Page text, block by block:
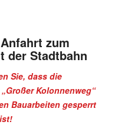
Anfahrt zum
der Stadtbahn
Sie, dass die
Kolonnenweg“
Bauarbeiten gesperrt
ist!